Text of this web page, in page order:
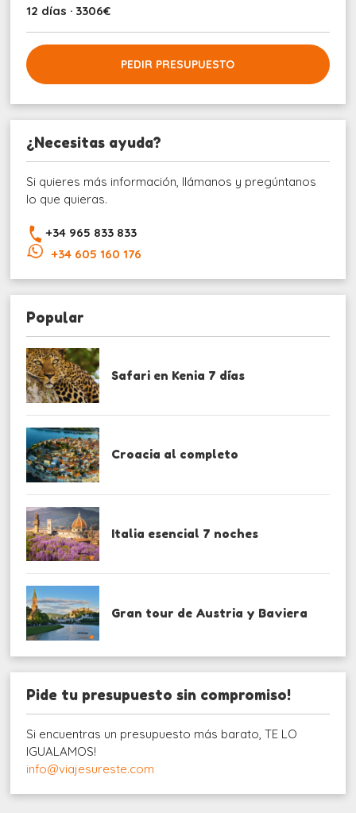
12 días · 3306€
PEDIR PRESUPUESTO
¿Necesitas ayuda?
Si quieres más información, llámanos y pregúntanos
lo que quieras.
+34 965 833 833
+34 605 160 176
Popular
Safari en Kenia 7 días
Croacia al completo
Italia esencial 7 noches
Gran tour de Austria y Baviera
Pide tu presupuesto sin compromiso!
Si encuentras un presupuesto más barato, TE LO
IGUALAMOS!
info@viajesureste.com